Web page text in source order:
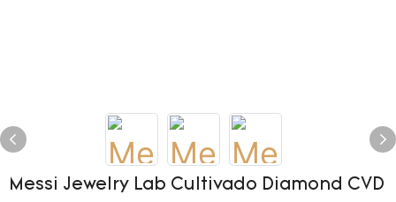
Messi Jewelry Lab Cultivado Diamond CVD